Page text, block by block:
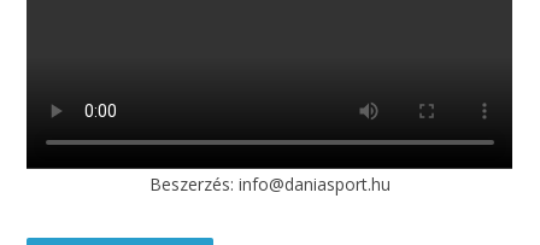
Beszerzés: info@daniasport.hu